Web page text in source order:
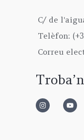
C/ de
Telèfon:
Correu